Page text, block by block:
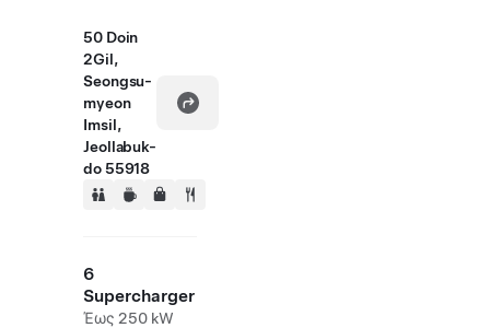
50 Doin
2Gil,
Seongsu-
myeon
Imsil,
Jeollabuk-
do 55918
6
Supercharger
Έως 250 kW